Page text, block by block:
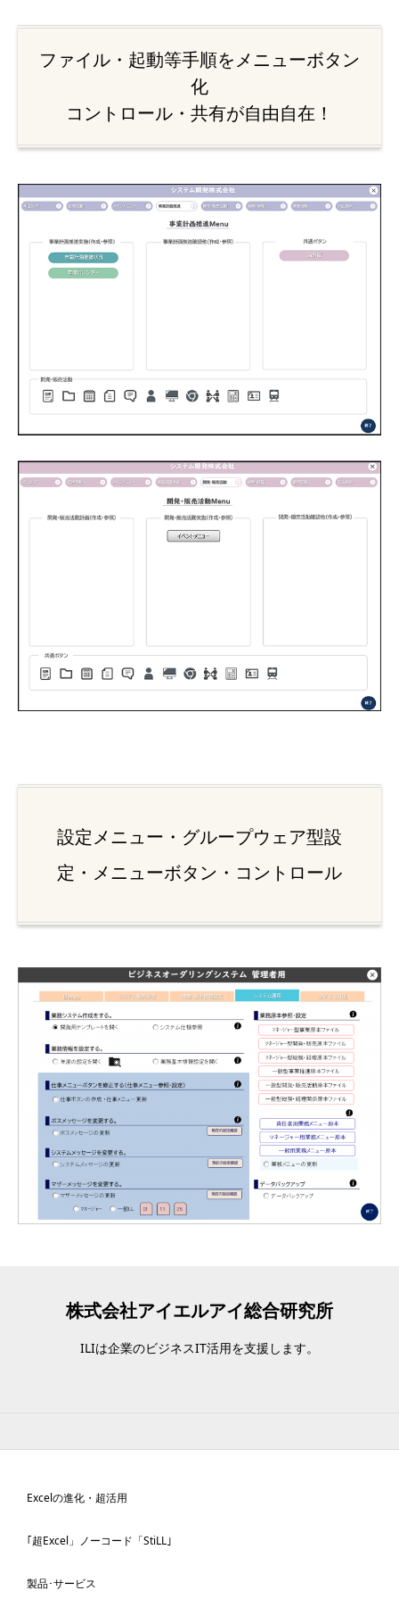
ファイル・起動等手順をメニューボタン
化
コントロール・共有が自由自在！
設定メニュー・グループウェア型設
定・メニューボタン・コントロール
株式会社アイエルアイ総合研究所
ILIは企業のビジネスIT活用を支援します。
Excelの進化 ・超活用
｢超Excel」ノーコード「StiLL｣
製品･サービス